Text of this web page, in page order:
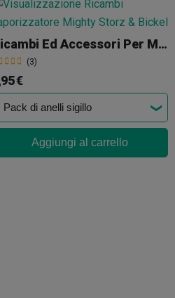
Ricambi Ed Accessori Per Mighty
(3)
€
Aggiungi al carrello